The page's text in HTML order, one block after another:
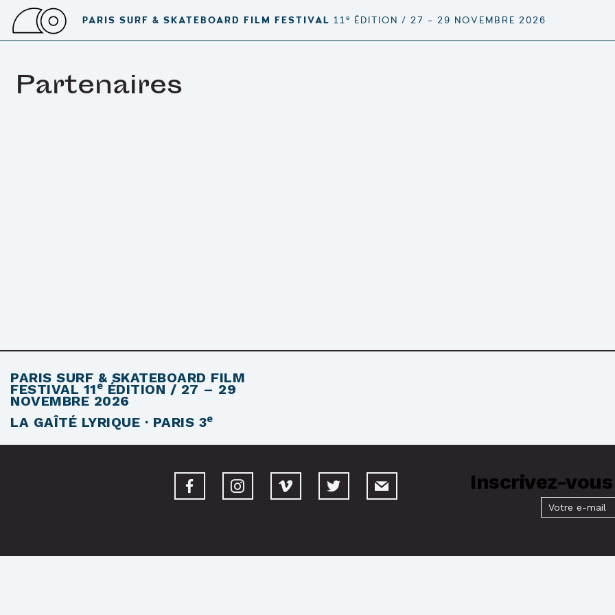
PARIS SURF & SKATEBOARD FILM FESTIVAL 11e ÉDITION / 27 – 29 NOVEMBRE 2026
Partenaires
PARIS SURF & SKATEBOARD FILM
FESTIVAL 11e ÉDITION / 27 – 29
NOVEMBRE 2026
LA GAÎTÉ LYRIQUE · PARIS 3e
Inscrivez-